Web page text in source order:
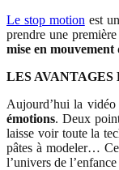
Le stop motion est
prendre une
mise en mouvement
LES AVANTAGES
Aujourd’hui la vidéo
émotions. Deux
laisse voir toute la
pâtes à modeler…
l’univers de